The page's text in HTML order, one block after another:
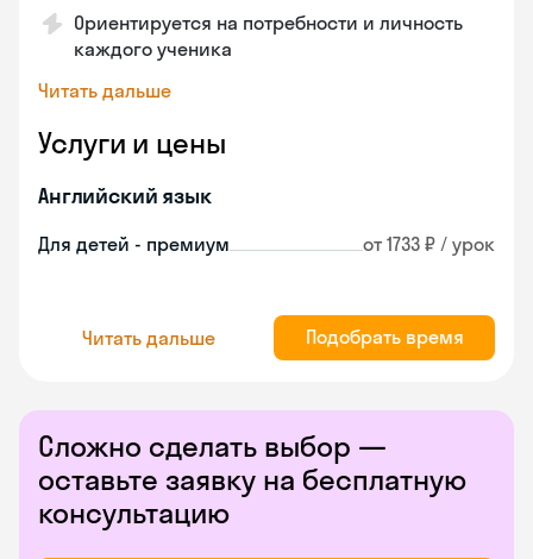
Ориентируется на потребности и личность
каждого ученика
Читать дальше
Услуги и цены
Английский язык
Для детей - премиум от 1733 ₽ / урок
Читать дальше Подобрать время
Сложно сделать выбор —
оставьте заявку на бесплатную
консультацию